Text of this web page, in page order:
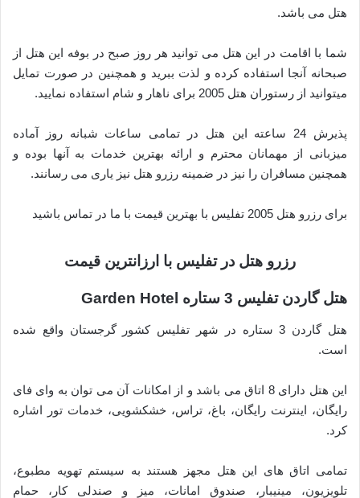
هتل می باشد.
شما با اقامت در این هتل می توانید هر روز صبح در بوفه این هتل از
صبحانه آنجا استفاده کرده و لذت ببرید و همچنین در صورت تمایل
میتوانید از رستوران هتل 2005 برای ناهار و شام استفاده نمایید.
پذیرش 24 ساعته این هتل در تمامی ساعات شبانه روز آماده
میزبانی از مهمانان محترم و ارائه بهترین خدمات به آنها بوده و
همچنین مسافران را نیز در ضمینه رزرو هتل نیز یاری می رسانند.
برای رزرو هتل 2005 تفلیس با بهترین قیمت با ما در تماس باشید
رزرو هتل در تفلیس با ارزانترین قیمت
هتل گاردن تفلیس 3 ستاره Garden Hotel
هتل گاردن 3 ستاره در شهر تفلیس کشور گرجستان واقع شده
است.
این هتل دارای 8 اتاق می باشد و از امکانات آن می توان به وای فای
رایگان، اینترنت رایگان، باغ، تراس، خشکشویی، خدمات تور اشاره
کرد.
تمامی اتاق های این هتل مجهز هستند به سیستم تهویه مطبوع،
تلویزیون، مینیبار، صندوق امانات، میز و صندلی کار، حمام